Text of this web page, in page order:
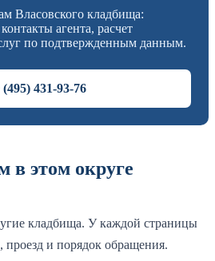
Власовского кладбища:
агента, расчет
по подтвержденным данным.
(495) 431-93-76
в этом округе
кладбища. У каждой страницы
проезд и порядок обращения.